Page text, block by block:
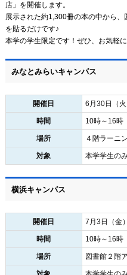
店」を開催します。
展示された約1,300冊の本の中から
を貼るだけです♪
本学の学生限定です！ぜひ、お気軽に
みなとみらいキャンパス
開催日 6月30日（火
時間 10時～16時
場所 ４階ラーニ
対象 本学学生の
横浜キャンパス
開催日 7月3日（金
時間 10時～16時
場所 図書館２階